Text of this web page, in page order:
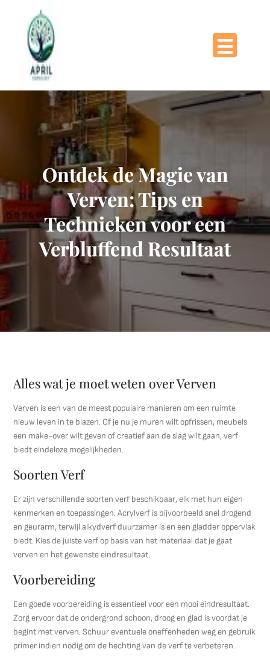
Ontdek de Magie van
Verven: Tips en
Technieken voor een
Verbluffend Resultaat
Alles wat je moet weten over Verven
Verven is een van de meest populaire manieren om een ruimte
nieuw leven in te blazen. Of je nu je muren wilt opfrissen, meubels
een make-over wilt geven of creatief aan de slag wilt gaan, verf
biedt eindeloze mogelijkheden.
Soorten Verf
Er zijn verschillende soorten verf beschikbaar, elk met hun eigen
kenmerken en toepassingen. Acrylverf is bijvoorbeeld snel drogend
en geurarm, terwijl alkydverf duurzamer is en een gladder oppervlak
biedt. Kies de juiste verf op basis van het materiaal dat je gaat
verven en het gewenste eindresultaat.
Voorbereiding
Een goede voorbereiding is essentieel voor een mooi eindresultaat.
Zorg ervoor dat de ondergrond schoon, droog en glad is voordat je
begint met verven. Schuur eventuele oneffenheden weg en gebruik
primer indien nodig om de hechting van de verf te verbeteren.